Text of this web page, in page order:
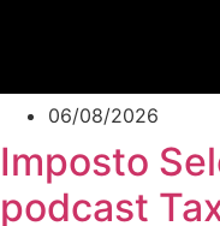
06/08/2026
Imposto
podcast